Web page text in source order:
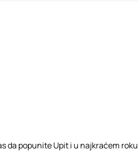
da popunite Upit i u najkraćem roku